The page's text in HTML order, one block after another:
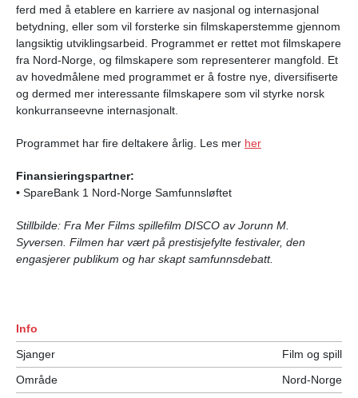
ferd med å etablere en karriere av nasjonal og internasjonal
betydning, eller som vil forsterke sin filmskaperstemme gjennom
langsiktig utviklingsarbeid. Programmet er rettet mot filmskapere
fra Nord-Norge, og filmskapere som representerer mangfold. Et
av hovedmålene med programmet er å fostre nye, diversifiserte
og dermed mer interessante filmskapere som vil styrke norsk
konkurranseevne internasjonalt.
Programmet har fire deltakere årlig. Les mer her
Finansieringspartner:
• SpareBank 1 Nord-Norge Samfunnsløftet
Stillbilde: Fra Mer Films spillefilm DISCO av Jorunn M.
Syversen. Filmen har vært på prestisjefylte festivaler, den
engasjerer publikum og har skapt samfunnsdebatt.
Info
Sjanger
Film og spill
Område
Nord-Norge